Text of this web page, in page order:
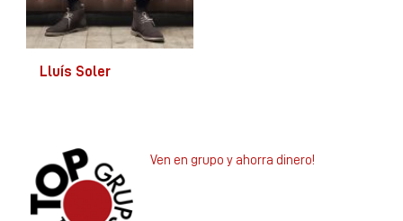
Lluís Soler
Ven en grupo y ahorra dinero!